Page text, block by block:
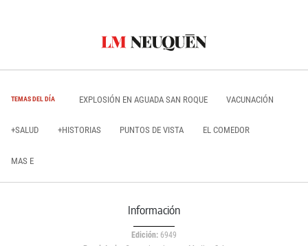
TEMAS DEL DÍA EXPLOSIÓN EN AGUADA SAN ROQUE VACUNACIÓN
+SALUD +HISTORIAS PUNTOS DE VISTA EL COMEDOR
MAS E
Información
Edición: 6949